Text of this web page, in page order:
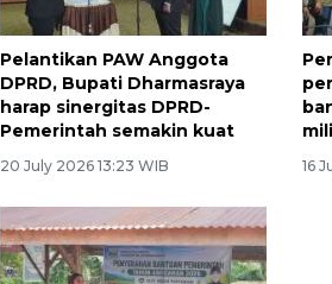
Pelantikan PAW Anggota
DPRD, Bupati Dharmasraya
harap sinergitas DPRD-
Pemerintah semakin kuat
20 July 2026 13:23 WIB 16